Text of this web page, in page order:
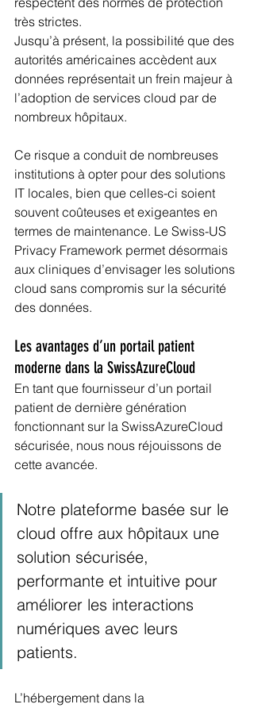
très strictes.
Jusqu’à présent, la possibilité que des
autorités américaines accèdent aux
données représentait un frein majeur à
l’adoption de services cloud par de
nombreux hôpitaux.
Ce risque a conduit de nombreuses
institutions à opter pour des solutions
IT locales, bien que celles-ci soient
souvent coûteuses et exigeantes en
termes de maintenance. Le Swiss-US
Privacy Framework permet désormais
aux cliniques d’envisager les solutions
cloud sans compromis sur la sécurité
des données.
Les avantages d’un portail patient
moderne dans la SwissAzureCloud
En tant que fournisseur d’un portail
patient de dernière génération
fonctionnant sur la SwissAzureCloud
sécurisée, nous nous réjouissons de
cette avancée.
Notre plateforme basée sur le
cloud offre aux hôpitaux une
solution sécurisée,
performante et intuitive pour
améliorer les interactions
numériques avec leurs
patients.
L’hébergement dans la